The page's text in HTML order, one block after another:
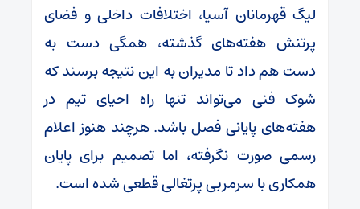
لیگ قهرمانان آسیا، اختلافات داخلی و فضای
پرتنش هفته‌های گذشته، همگی دست به
دست هم داد تا مدیران به این نتیجه برسند که
شوک فنی می‌تواند تنها راه احیای تیم در
هفته‌های پایانی فصل باشد. هرچند هنوز اعلام
رسمی صورت نگرفته، اما تصمیم برای پایان
همکاری با سرمربی پرتغالی قطعی شده است.